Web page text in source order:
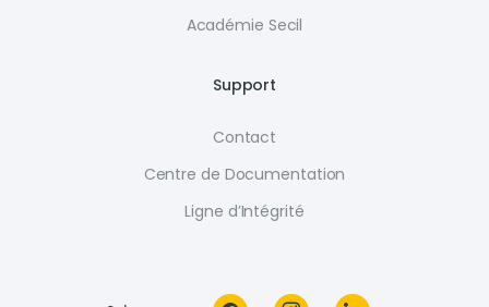
Académie Secil
Support
Contact
Centre de Documentation
Ligne d’Intégrité